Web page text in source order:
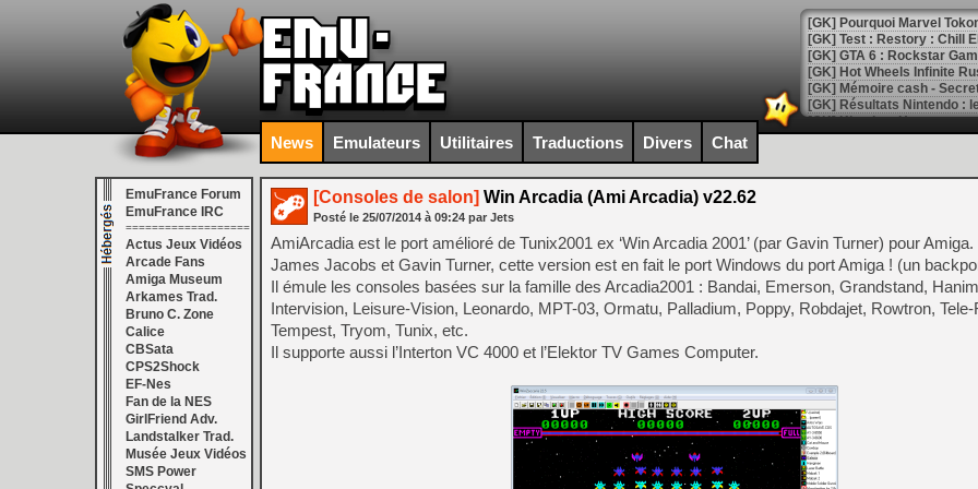
[GK] Pourquoi Marvel
[GK] Test : Restory : Chill
[GK] GTA 6 : Rockstar
[GK] Hot Wheels Infinite
[GK] Mémoire cash -
[GK] Résultats Nintendo :
[GK] Déjà des
[Mo5] Brickboy cherche à
[GK] Minecraft et ses «
[GK] Beast of
[GK] Ubisoft : fin de partie
[GK] Mémoire cash -
[GK] Dan Houser (GTA)
[GK] Comment EA Sports
[GK] Crimson Moon : un
[GK] Isle of Reveries : le
[GK] Moonlighter 2 : The
[GK] Capcom relance
[Mo5] Deux inédits du
[GK] Le beat'em up The
[GK] Endless Legend 2 :
News Emulateurs Utilitaires Traductions Divers Chat
EmuFrance Forum
EmuFrance IRC
===================
Actus Jeux Vidéos
Arcade Fans
Amiga Museum
Arkames Trad.
Bruno C. Zone
Calice
CBSata
CPS2Shock
EF-Nes
Fan de la NES
GirlFriend Adv.
Landstalker Trad.
Musée Jeux Vidéos
SMS Power
[Consoles de salon] Win Arcadia (Ami Arcadia) v22.62
Posté le 25/07/2014 à 09:24 par Jets
AmiArcadia est le port amélioré de Tunix2001 ex ‘Win Arcadia 2001’ (par Gavin Turner) pour
James Jacobs et Gavin Turner, cette version est en fait le port Windows du port Amiga ! (un
Il émule les consoles basées sur la famille des Arcadia2001 : Bandai, Emerson, Grandstand,
Intervision, Leisure-Vision, Leonardo, MPT-03, Ormatu, Palladium, Poppy, Robdajet, Rowtron, Tele-
Tempest, Tryom, Tunix, etc.
Il supporte aussi l’Interton VC 4000 et l’Elektor TV Games Computer.